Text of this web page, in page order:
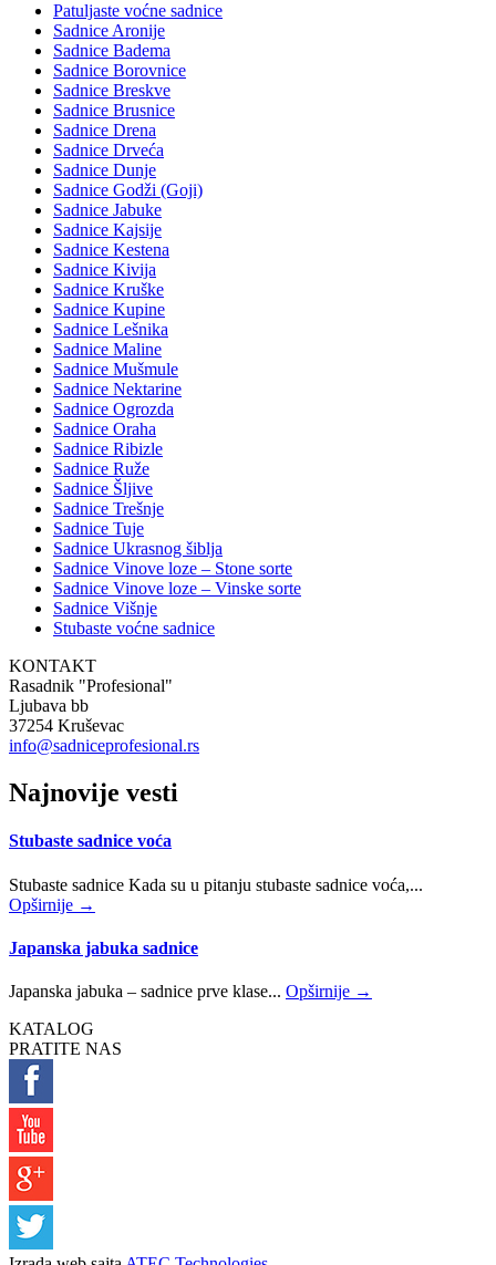
Patuljaste voćne sadnice
Sadnice Aronije
Sadnice Badema
Sadnice Borovnice
Sadnice Breskve
Sadnice Brusnice
Sadnice Drena
Sadnice Drveća
Sadnice Dunje
Sadnice Godži (Goji)
Sadnice Jabuke
Sadnice Kajsije
Sadnice Kestena
Sadnice Kivija
Sadnice Kruške
Sadnice Kupine
Sadnice Lešnika
Sadnice Maline
Sadnice Mušmule
Sadnice Nektarine
Sadnice Ogrozda
Sadnice Oraha
Sadnice Ribizle
Sadnice Ruže
Sadnice Šljive
Sadnice Trešnje
Sadnice Tuje
Sadnice Ukrasnog šiblja
Sadnice Vinove loze – Stone sorte
Sadnice Vinove loze – Vinske sorte
Sadnice Višnje
Stubaste voćne sadnice
KONTAKT
Rasadnik "Profesional"
Ljubava bb
37254 Kruševac
info@sadniceprofesional.rs
Najnovije vesti
Stubaste sadnice voća
Stubaste sadnice Kada su u pitanju stubaste sadnice voća,...
Opširnije →
Japanska jabuka sadnice
Japanska jabuka – sadnice prve klase... Opširnije →
KATALOG
PRATITE NAS